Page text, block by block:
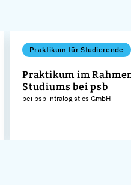
Praktikum für Studierende
Praktikum im
Studiums bei psb
bei psb intralogistics GmbH